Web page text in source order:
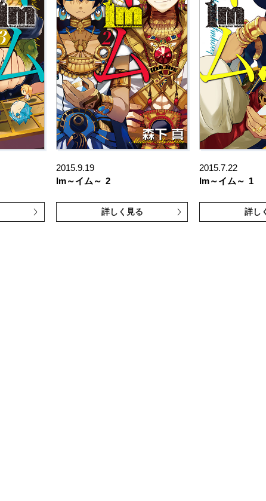
2015.9.19
Im～イム～ 2
詳しく見る
2015.7.22
Im～イム～ 1
詳し